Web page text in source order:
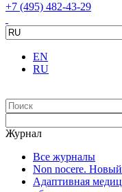
+7 (495) 482-43-29
EN
RU
Журнал
Все журналы
Non nocere.
Адаптивная